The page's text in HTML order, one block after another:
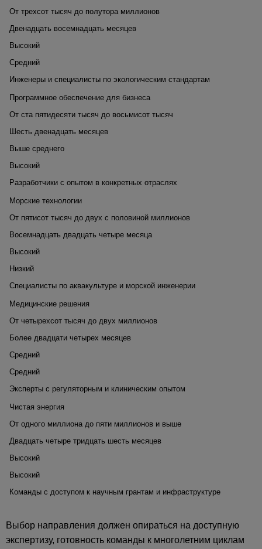
От трехсот тысяч до полутора миллионов
Двенадцать восемнадцать месяцев
Высокий
Средний
Инженеры и специалисты по экологическим стандартам
Программное обеспечение для бизнеса
От ста пятидесяти тысяч до восьмисот тысяч
Шесть двенадцать месяцев
Выше среднего
Высокий
Разработчики с опытом в конкретных отраслях
Морские технологии
От пятисот тысяч до двух с половиной миллионов
Восемнадцать двадцать четыре месяца
Высокий
Низкий
Специалисты по аквакультуре и морской инженерии
Медицинские решения
От четырехсот тысяч до двух миллионов
Более двадцати четырех месяцев
Средний
Средний
Эксперты с регуляторным и клиническим опытом
Чистая энергия
От одного миллиона до пяти миллионов и выше
Двадцать четыре тридцать шесть месяцев
Высокий
Высокий
Команды с доступом к научным грантам и инфраструктуре
Выбор направления должен опираться на доступную
экспертизу, готовность команды к многолетним циклам